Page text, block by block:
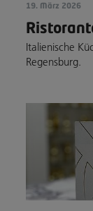
19. März 2026
Italienische
Regensburg.